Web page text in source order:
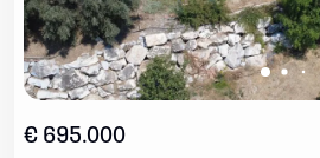
€ 695.000